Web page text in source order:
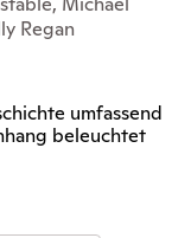
Regan
umfassend
beleuchtet